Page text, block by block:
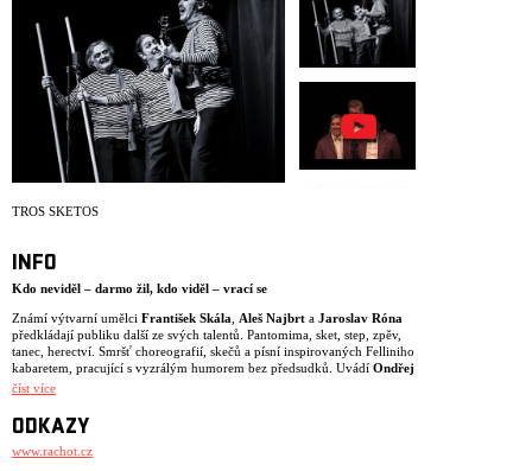
TROS SKETOS
INFO
Kdo neviděl – darmo žil, kdo viděl – vrací se
Známí výtvarní umělci František Skála Aleš Najbrt a Jaroslav Róna
předkládají publiku další ze svých talentů. Pantomima, sket, step, zpěv,
tanec, herectví. Smršť choreografií, skečů a písní inspirovaných Felliniho
kabaretem, pracující s vyzrálým humorem bez předsudků. Uvádí Ondřej
Cihlář.
číst více
ODKAZY
www.rachot.cz